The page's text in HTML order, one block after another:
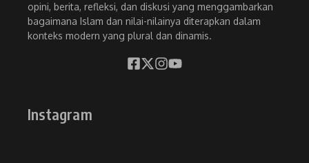
opini, berita, refleksi, dan diskusi yang menggambarkan
bagaimana Islam dan nilai-nilainya diterapkan dalam
konteks modern yang plural dan dinamis.
Instagram